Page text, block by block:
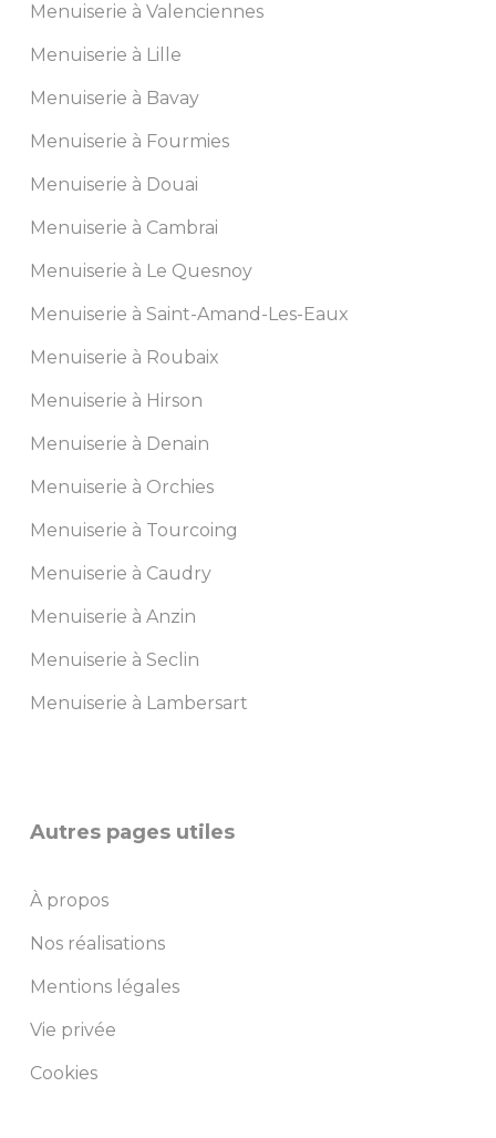
Menuiserie à Valenciennes
Menuiserie à Lille
Menuiserie à Bavay
Menuiserie à Fourmies
Menuiserie à Douai
Menuiserie à Cambrai
Menuiserie à Le Quesnoy
Menuiserie à Saint-Amand-Les-Eaux
Menuiserie à Roubaix
Menuiserie à Hirson
Menuiserie à Denain
Menuiserie à Orchies
Menuiserie à Tourcoing
Menuiserie à Caudry
Menuiserie à Anzin
Menuiserie à Seclin
Menuiserie à Lambersart
Autres pages utiles
À propos
Nos réalisations
Mentions légales
Vie privée
Cookies